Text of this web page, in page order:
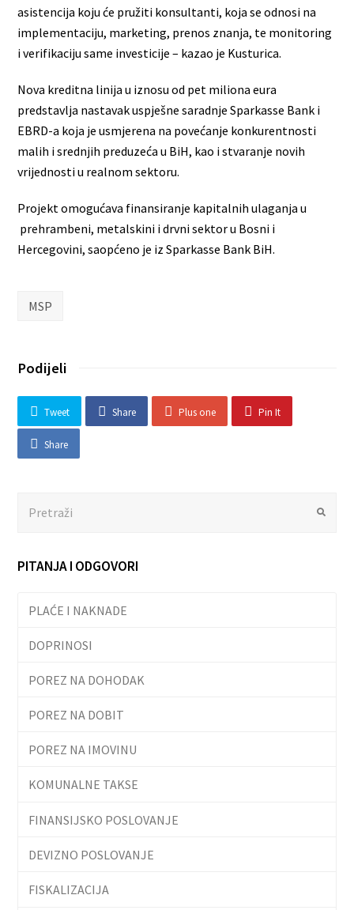
asistencija koju će pružiti konsultanti, koja se odnosi na
implementaciju, marketing, prenos znanja, te monitoring
i verifikaciju same investicije – kazao je Kusturica.
Nova kreditna linija u iznosu od pet miliona eura
predstavlja nastavak uspješne saradnje Sparkasse Bank i
EBRD-a koja je usmjerena na povećanje konkurentnosti
malih i srednjih preduzeća u BiH, kao i stvaranje novih
vrijednosti u realnom sektoru.
Projekt omogućava finansiranje kapitalnih ulaganja u
prehrambeni, metalskini i drvni sektor u Bosni i
Hercegovini, saopćeno je iz Sparkasse Bank BiH.
MSP
Podijeli
Tweet Share Plus one Pin It
Share
Submit
PITANJA I ODGOVORI
PLAĆE I NAKNADE
DOPRINOSI
POREZ NA DOHODAK
POREZ NA DOBIT
POREZ NA IMOVINU
KOMUNALNE TAKSE
FINANSIJSKO POSLOVANJE
DEVIZNO POSLOVANJE
FISKALIZACIJA